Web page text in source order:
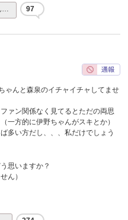
97
ゃんと森泉のイチャイチャしてませ
ァン関係なく見てるとただの両思
一方的に伊野ちゃんがスキとか）
多い方だし、、、私だけでしょう
思いますか？
ん）